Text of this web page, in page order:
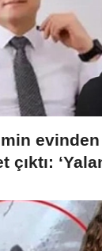
çıktı: